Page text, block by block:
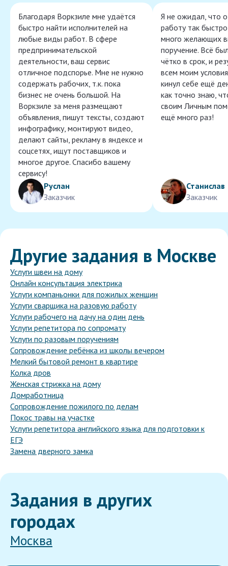
Благодаря Воркзиле мне удаётся
быстро найти исполнителей на
любые виды работ. В сфере
предпринимательской
деятельности, ваш сервис
отличное подспорье. Мне не нужно
содержать рабочих, т.к. пока
бизнес не очень большой. На
Воркзиле за меня размещают
объявления, пишут тексты, создают
инфографику, монтируют видео,
делают сайты, рекламу в яндексе и
соцсетях, ищут поставщиков и
многое другое. Спасибо вашему
сервису!
Руслан
Заказчик
Я не ожидал, что
работу так
много желающих
поручение. Всё
чётко в срок, и
всем моим
кинул себе ещё
как точно знаю,
своим Личным
ещё много раз!
Станислав
Заказчик
Другие задания в Москве
Услуги швеи на дому
Онлайн консультация электрика
Услуги компаньонки для пожилых женщин
Услуги сварщика на разовую работу
Услуги рабочего на дачу на один день
Услуги репетитора по сопромату
Услуги по разовым поручениям
Сопровождение ребёнка из школы вечером
Мелкий бытовой ремонт в квартире
Колка дров
Женская стрижка на дому
Домработница
Сопровождение пожилого по делам
Покос травы на участке
Услуги репетитора английского языка для подготовки к
ЕГЭ
Замена дверного замка
Задания в других
городах
Москва